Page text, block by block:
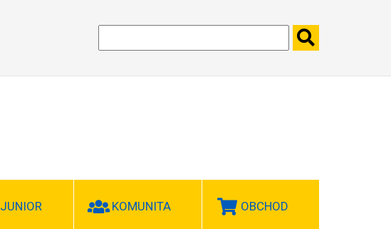
JUNIOR KOMUNITA OBCHOD